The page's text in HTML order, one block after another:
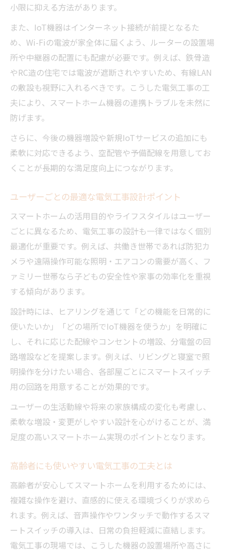
小限に抑える方法があります。
また、IoT機器はインターネット接続が前提となるた
め、Wi-Fiの電波が家全体に届くよう、ルーターの設置場
所や中継器の配置にも配慮が必要です。例えば、鉄骨造
やRC造の住宅では電波が遮断されやすいため、有線LAN
の敷設も視野に入れるべきです。こうした電気工事の工
夫により、スマートホーム機器の連携トラブルを未然に
防げます。
さらに、今後の機器増設や新規IoTサービスの追加にも
柔軟に対応できるよう、空配管や予備配線を用意してお
くことが長期的な満足度向上につながります。
ユーザーごとの最適な電気工事設計ポイント
スマートホームの活用目的やライフスタイルはユーザー
ごとに異なるため、電気工事の設計も一律ではなく個別
最適化が重要です。例えば、共働き世帯であれば防犯カ
メラや遠隔操作可能な照明・エアコンの需要が高く、フ
ァミリー世帯なら子どもの安全性や家事の効率化を重視
する傾向があります。
設計時には、ヒアリングを通じて「どの機能を日常的に
使いたいか」「どの場所でIoT機器を使うか」を明確に
し、それに応じた配線やコンセントの増設、分電盤の回
路増設などを提案します。例えば、リビングと寝室で照
明操作を分けたい場合、各部屋ごとにスマートスイッチ
用の回路を用意することが効果的です。
ユーザーの生活動線や将来の家族構成の変化も考慮し、
柔軟な増設・変更がしやすい設計を心がけることが、満
足度の高いスマートホーム実現のポイントとなります。
高齢者にも使いやすい電気工事の工夫とは
高齢者が安心してスマートホームを利用するためには、
複雑な操作を避け、直感的に使える環境づくりが求めら
れます。例えば、音声操作やワンタッチで動作するスマ
ートスイッチの導入は、日常の負担軽減に直結します。
電気工事の現場では、こうした機器の設置場所や高さに